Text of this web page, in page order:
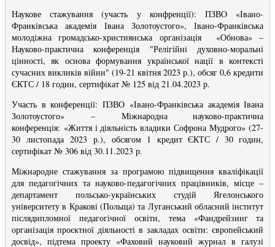
Наукове стажування (участь у конфренції): ПЗВО «Івано-
Франківська академія Івана Золотоустого», Івано-Франківська
молодіжна громадсько-християнська організація «Обнова» –
Науково-практична конференція "Релігійні духовно-моральні
цінності, як основа формування української нації в контексті
сучасних викликів війни" (19-21 квітня 2023 р.), обсяг 0,6 кредити
ЄКТС / 18 годин, сертифікат № 125 від 21.04.2023 р.
Участь в конференції: ПЗВО «Івано-Франківська академія Івана
Золотоустого» – Міжнародна науково-практична
конференція: «Життя і діяльність владики Софрона Мудрого» (27-
30 листопада 2023 р.), обсягом 1 кредит ЄКТС / 30 годин,
сертифікат № 306 від 30.11.2023 р.
Міжнародне стажування за програмою підвищення кваліфікації
для педагогічних та науково-педагогічних працівників, місце –
департамент польсько-українських студій Ягелонського
університету в Кракові (Польща) та Луганський обласний інститут
післядипломної педагогічної освіти, тема «Фандрейзинг та
організація проєктної діяльності в закладах освіти: європейський
досвід», підтема проекту «Фаховий науковий журнал в галузі